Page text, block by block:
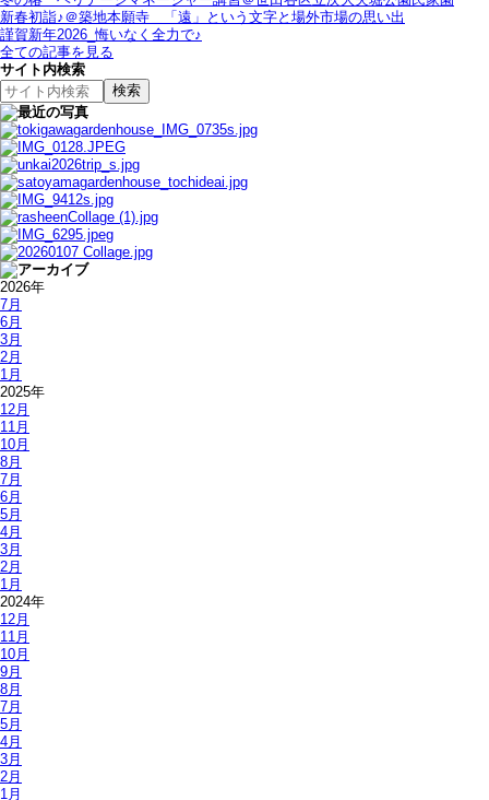
新春初詣♪＠築地本願寺＿「遠」という文字と場外市場の思い出
謹賀新年2026_悔いなく全力で♪
全ての記事を見る
サイト内検索
2026年
7月
6月
3月
2月
1月
2025年
12月
11月
10月
8月
7月
6月
5月
4月
3月
2月
1月
2024年
12月
11月
10月
9月
8月
7月
5月
4月
3月
2月
1月